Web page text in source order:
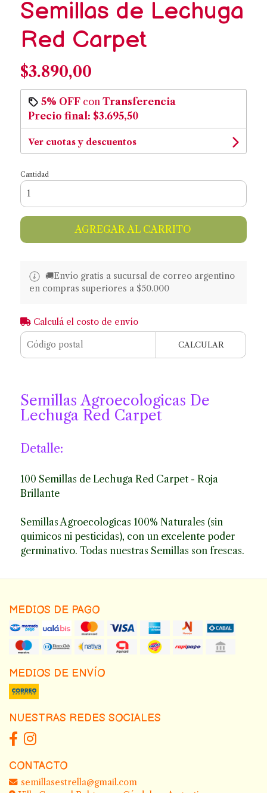
Semillas de Lechuga
Red Carpet
$3.890,00
5% OFFcon Transferencia
Precio final: $3.695,50
Ver cuotas y descuentos
Cantidad
AGREGAR AL CARRITO
🚚​​Envío gratis a sucursal de correo argentino
en compras superiores a $50.000
Calculá el costo de envío
CALCULAR
Semillas Agroecologicas De
Lechuga Red Carpet
Detalle:
100 Semillas de Lechuga Red Carpet - Roja
Brillante
Semillas Agroecologicas 100% Naturales (sin
quimicos ni pesticidas), con un excelente poder
germinativo. Todas nuestras Semillas son frescas.
MEDIOS DE PAGO
MEDIOS DE ENVÍO
NUESTRAS REDES SOCIALES
CONTACTO
semillasestrella@gmail.com